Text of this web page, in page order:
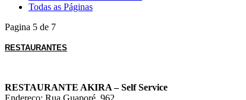
Todas as Páginas
Pagina 5 de 7
RESTAURANTES
RESTAURANTE AKIRA – Self Service
Endereço: Rua Guaporé, 962